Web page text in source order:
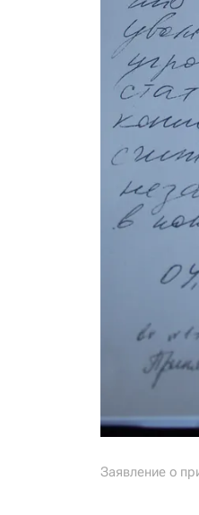
Заявление о